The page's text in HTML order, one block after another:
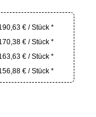
190,63 € / Stück *
170,38 € / Stück *
163,63 € / Stück *
156,88 € / Stück *